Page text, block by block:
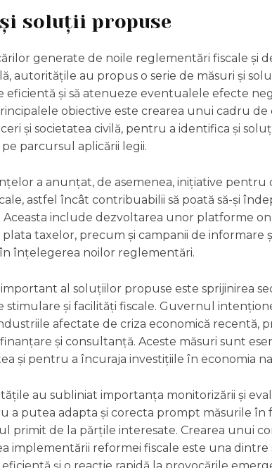
soluții propuse
generate de noile reglementări fiscale și
autoritățile au propus o serie de măsuri și
și să atenueze eventualele efecte
obiective este crearea unui cadru
și societatea civilă, pentru a identifica și
parcursul aplicării legii.
a anunțat, de asemenea, inițiative pentru
astfel încât contribuabilii să poată să-și
Aceasta include dezvoltarea unor platforme
taxelor, precum și campanii de informare
înțelegerea noilor reglementări.
al soluțiilor propuse este sprijinirea
stimulare și facilități fiscale. Guvernul
afectate de criza economică recentă,
și consultanță. Aceste măsuri sunt
și pentru a încuraja investițiile în economia
au subliniat importanța monitorizării și
a putea adapta și corecta prompt măsurile în
primit de la părțile interesate. Crearea unui
implementării reformei fiscale este una